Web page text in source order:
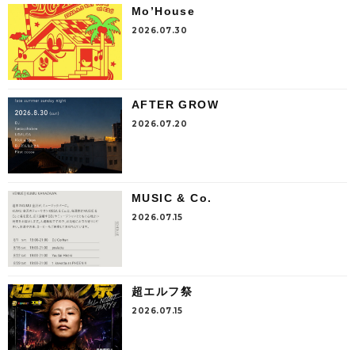
Mo’House
2026.07.30
AFTER GROW
2026.07.20
MUSIC & Co.
2026.07.15
超エルフ祭
2026.07.15